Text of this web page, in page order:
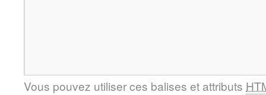
Vous pouvez utiliser ces balises et attributs